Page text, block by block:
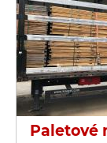
Paletové